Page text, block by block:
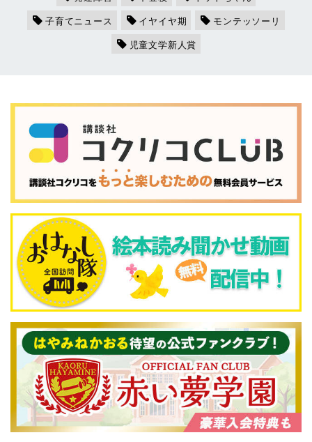
子育てニュース
イヤイヤ期
モンテッソーリ
児童文学新人賞